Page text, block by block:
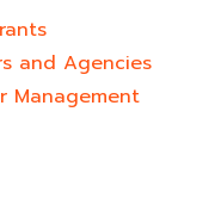
and Agencies
Management